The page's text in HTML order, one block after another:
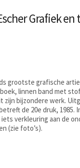
Grafiek
grootste grafische
linnen band met
zijn bijzondere werk.
de 20e druk, 1985.
verkleuring aan de
(zie foto’s).